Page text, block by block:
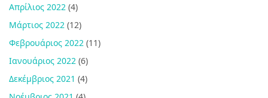
Απρίλιος 2022 (4)
Μάρτιος 2022 (12)
Φεβρουάριος 2022 (11)
Ιανουάριος 2022 (6)
Δεκέμβριος 2021 (4)